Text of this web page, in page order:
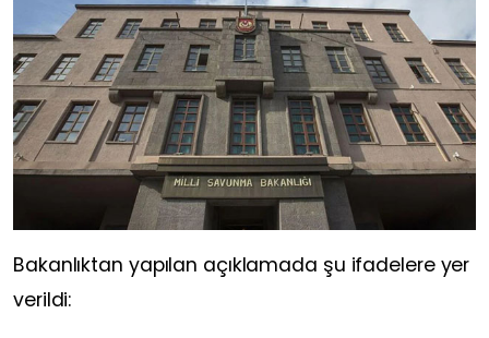
Bakanlıktan yapılan açıklamada şu ifadelere yer
verildi: